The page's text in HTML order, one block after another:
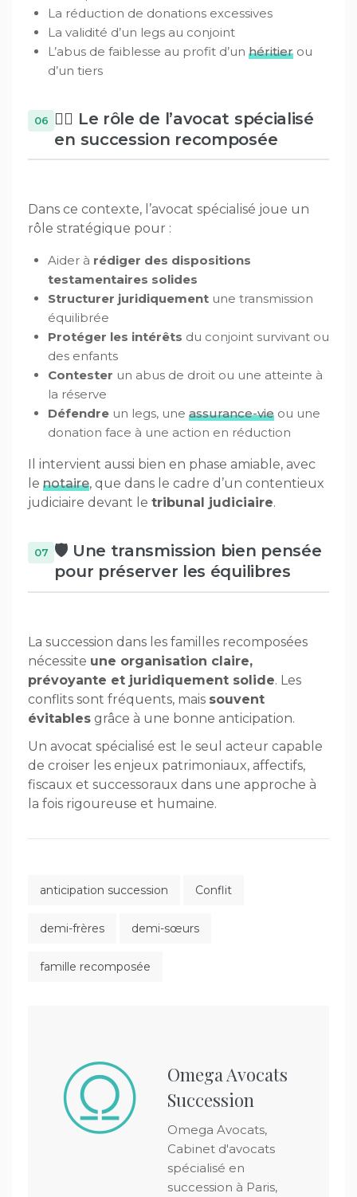
La réduction de donations excessives
La validité d’un legs au conjoint
L’abus de faiblesse au profit d’un héritier ou
d’un tiers
👨‍⚖️ Le rôle de l’avocat spécialisé
en succession recomposée
Dans ce contexte, l’avocat spécialisé joue un
rôle stratégique pour :
Aider à rédiger des dispositions
testamentaires solides
Structurer juridiquement une transmission
équilibrée
Protéger les intérêts du conjoint survivant ou
des enfants
Contester un abus de droit ou une atteinte à
la réserve
Défendre un legs, une assurance-vie ou une
donation face à une action en réduction
Il intervient aussi bien en phase amiable, avec
le notaire, que dans le cadre d’un contentieux
judiciaire devant le tribunal judiciaire.
🛡️ Une transmission bien pensée
pour préserver les équilibres
La succession dans les familles recomposées
nécessite une organisation claire,
prévoyante et juridiquement solide. Les
conflits sont fréquents, mais souvent
évitables grâce à une bonne anticipation.
Un avocat spécialisé est le seul acteur capable
de croiser les enjeux patrimoniaux, affectifs,
fiscaux et successoraux dans une approche à
la fois rigoureuse et humaine.
anticipation succession Conflit
demi-frères demi-sœurs
famille recomposée
Omega Avocats
Succession
Omega Avocats,
Cabinet d'avocats
spécialisé en
succession à Paris,